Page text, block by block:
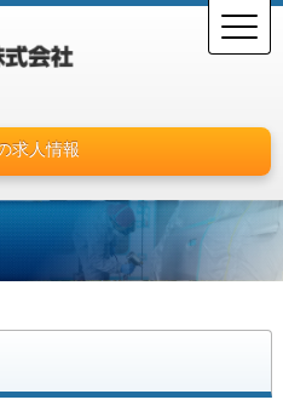
求人情報